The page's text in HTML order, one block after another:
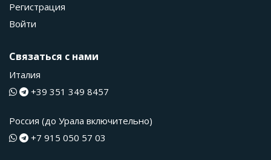
Регистрация
Войти
Связаться с нами
Италия
+39 351 349 8457
Россия (до Урала включительно)
+7 915 050 57 03